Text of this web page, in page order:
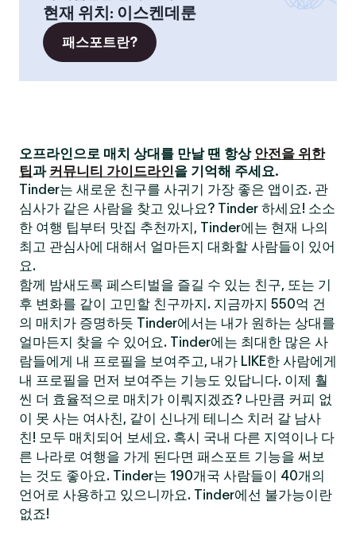
현재 위치: 이스켄데룬
패스포트란?
오프라인으로 매치 상대를 만날 땐 항상 안전을 위한
팁과 커뮤니티 가이드라인을 기억해 주세요.
Tinder는 새로운 친구를 사귀기 가장 좋은 앱이죠. 관
심사가 같은 사람을 찾고 있나요? Tinder 하세요! 소소
한 여행 팁부터 맛집 추천까지, Tinder에는 현재 나의
최고 관심사에 대해서 얼마든지 대화할 사람들이 있어
요.
함께 밤새도록 페스티벌을 즐길 수 있는 친구, 또는 기
후 변화를 같이 고민할 친구까지. 지금까지 550억 건
의 매치가 증명하듯 Tinder에서는 내가 원하는 상대를
얼마든지 찾을 수 있어요. Tinder에는 최대한 많은 사
람들에게 내 프로필을 보여주고, 내가 LIKE한 사람에게
내 프로필을 먼저 보여주는 기능도 있답니다. 이제 훨
씬 더 효율적으로 매치가 이뤄지겠죠? 나만큼 커피 없
이 못 사는 여사친, 같이 신나게 테니스 치러 갈 남사
친! 모두 매치되어 보세요. 혹시 국내 다른 지역이나 다
른 나라로 여행을 가게 된다면 패스포트 기능을 써보
는 것도 좋아요. Tinder는 190개국 사람들이 40개의
언어로 사용하고 있으니까요. Tinder에선 불가능이란
없죠!